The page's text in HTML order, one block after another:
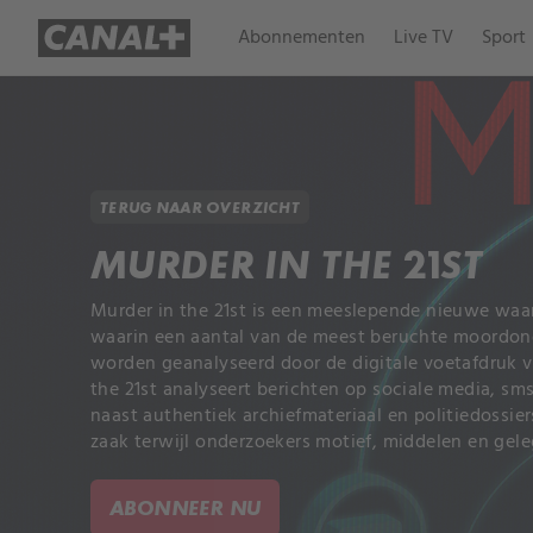
Abonnementen Live TV Sport
TERUG NAAR OVERZICHT
MURDER IN THE 21ST
Murder in the 21st is een meeslepende nieuwe
waarin een aantal van de meest beruchte
worden geanalyseerd door de digitale voetafdruk
the 21st analyseert berichten op sociale media,
naast authentiek archiefmateriaal en
zaak terwijl onderzoekers motief, middelen en
ABONNEER NU